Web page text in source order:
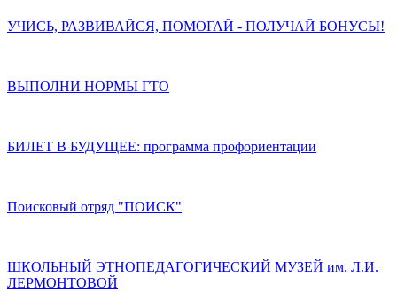
УЧИСЬ, РАЗВИВАЙСЯ, ПОМОГАЙ - ПОЛУЧАЙ БОНУСЫ!
ВЫПОЛНИ НОРМЫ ГТО
БИЛЕТ В БУДУЩЕЕ: программа профориентации
Поисковый отряд "ПОИСК"
ШКОЛЬНЫЙ ЭТНОПЕДАГОГИЧЕСКИЙ МУЗЕЙ им. Л.И.
ЛЕРМОНТОВОЙ